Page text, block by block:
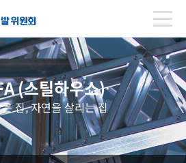
(스틸하우스)
집, 자연을 살리는 집